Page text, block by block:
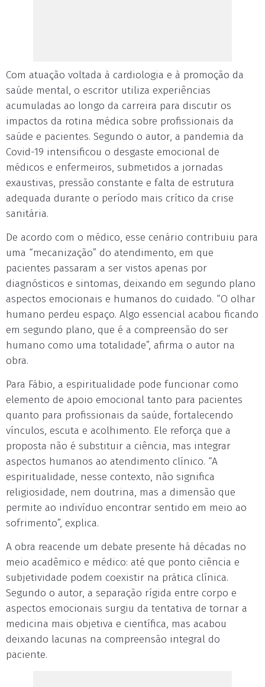
Com atuação voltada à cardiologia e à promoção da
saúde mental, o escritor utiliza experiências
acumuladas ao longo da carreira para discutir os
impactos da rotina médica sobre profissionais da
saúde e pacientes. Segundo o autor, a pandemia da
Covid-19 intensificou o desgaste emocional de
médicos e enfermeiros, submetidos a jornadas
exaustivas, pressão constante e falta de estrutura
adequada durante o período mais crítico da crise
sanitária.
De acordo com o médico, esse cenário contribuiu para
uma “mecanização” do atendimento, em que
pacientes passaram a ser vistos apenas por
diagnósticos e sintomas, deixando em segundo plano
aspectos emocionais e humanos do cuidado. “O olhar
humano perdeu espaço. Algo essencial acabou ficando
em segundo plano, que é a compreensão do ser
humano como uma totalidade”, afirma o autor na
obra.
Para Fábio, a espiritualidade pode funcionar como
elemento de apoio emocional tanto para pacientes
quanto para profissionais da saúde, fortalecendo
vínculos, escuta e acolhimento. Ele reforça que a
proposta não é substituir a ciência, mas integrar
aspectos humanos ao atendimento clínico. “A
espiritualidade, nesse contexto, não significa
religiosidade, nem doutrina, mas a dimensão que
permite ao indivíduo encontrar sentido em meio ao
sofrimento”, explica.
A obra reacende um debate presente há décadas no
meio acadêmico e médico: até que ponto ciência e
subjetividade podem coexistir na prática clínica.
Segundo o autor, a separação rígida entre corpo e
aspectos emocionais surgiu da tentativa de tornar a
medicina mais objetiva e científica, mas acabou
deixando lacunas na compreensão integral do
paciente.